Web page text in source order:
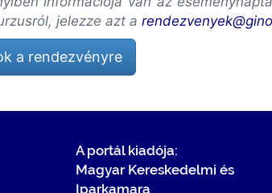
jelezze azt a
a rendezvényre
A portál kiadója:
Magyar Kereskedelmi és
Iparkamara